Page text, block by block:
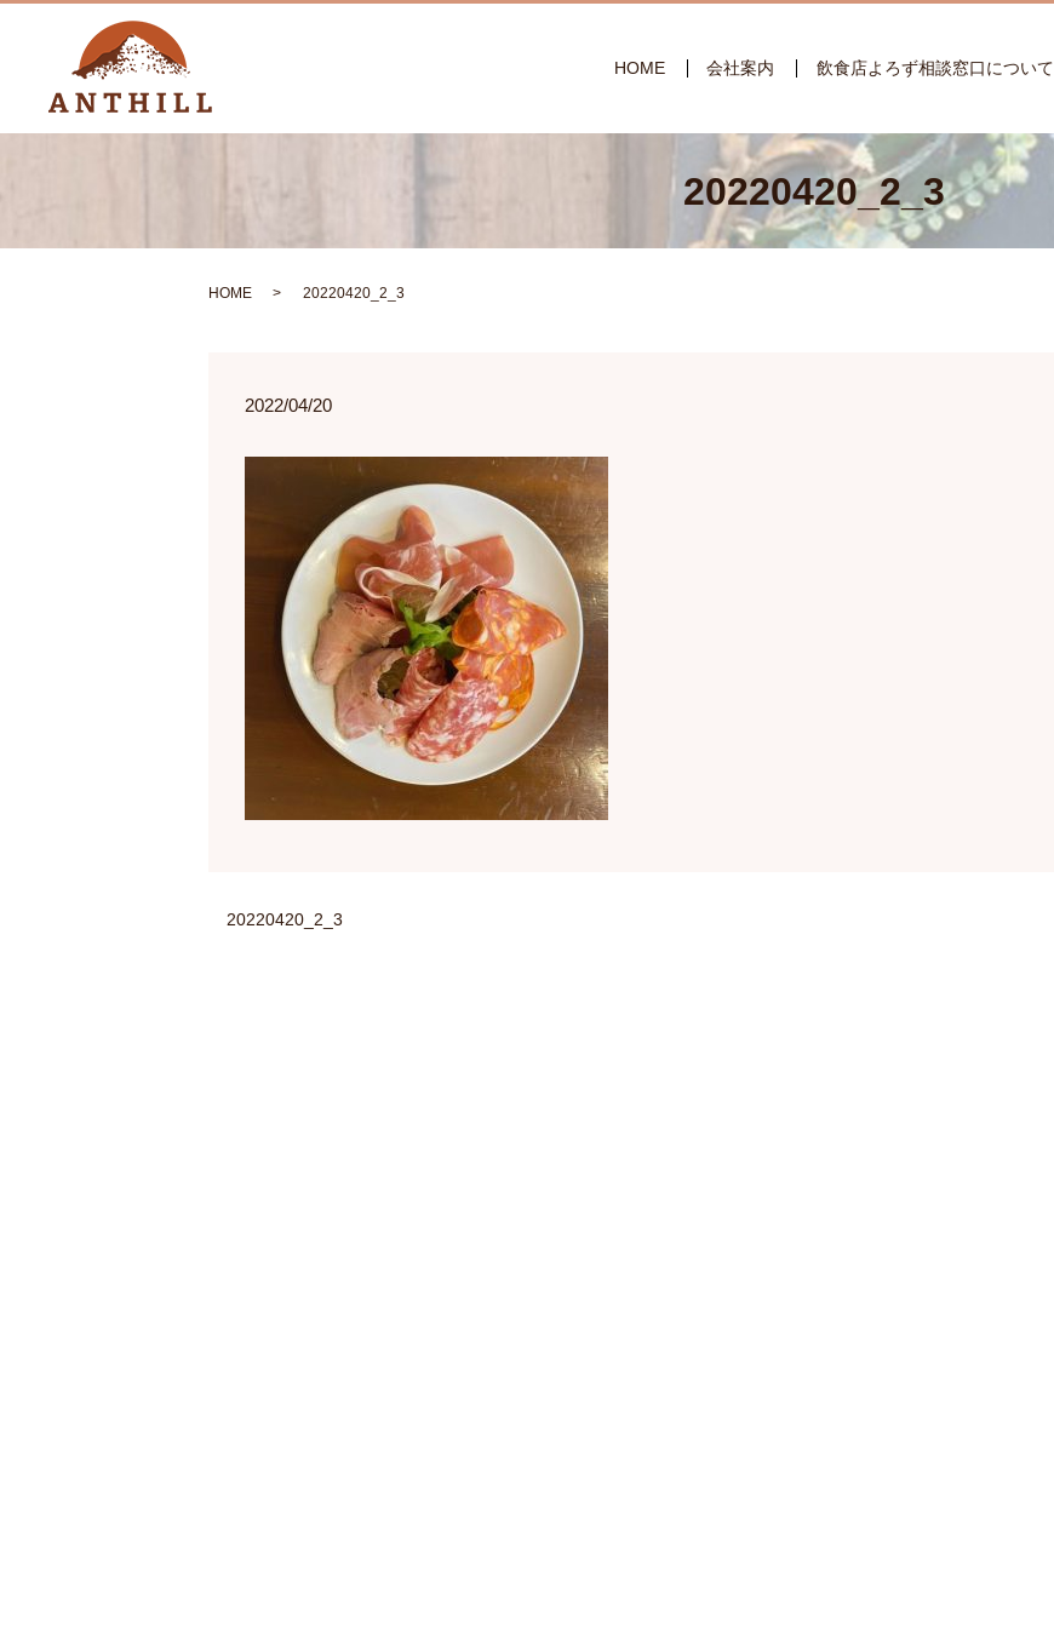
HOME 会社案内 飲食店よろず相談窓口について
20220420_2_3
HOME 20220420_2_3
2022/04/20
20220420_2_3